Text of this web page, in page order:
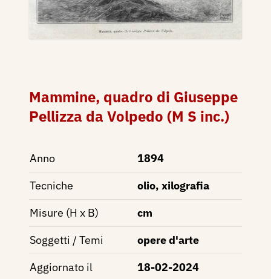
Mammine, quadro di Giuseppe
Pellizza da Volpedo (M S inc.)
Anno
1894
Tecniche
olio, xilografia
Misure (H x B)
cm
Soggetti / Temi
opere d'arte
Aggiornato il
18-02-2024